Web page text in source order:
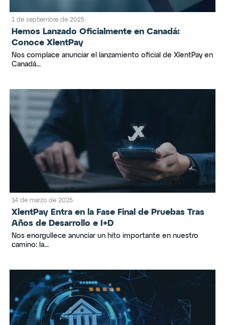
1 de septiembre de 2025
Hemos Lanzado Oficialmente en Canadá:
Conoce XlentPay
Nos complace anunciar el lanzamiento oficial de XlentPay en
Canadá...
14 de marzo de 2025
XlentPay Entra en la Fase Final de Pruebas Tras
Años de Desarrollo e I+D
Nos enorgullece anunciar un hito importante en nuestro
camino: la...